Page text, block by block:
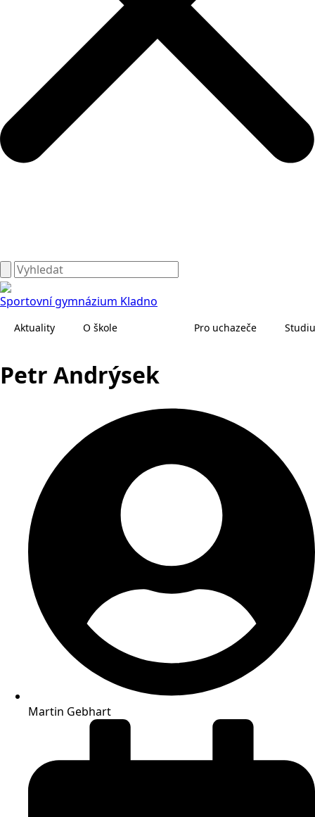
Sportovní gymnázium Kladno
Aktuality O škole Pro uchazeče
Petr Andrýsek
Martin Gebhart